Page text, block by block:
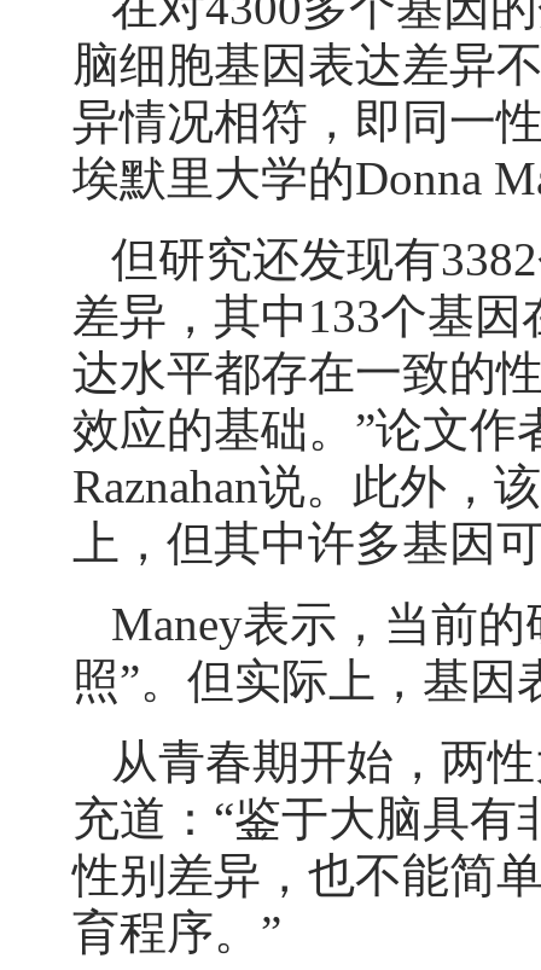
脑细胞基因表达差异
异情况相符，即同一
埃默里大学的Donna
但研究还发现有
差异，其中133个基
达水平都存在一致的
效应的基础。”论文作
Raznahan说。此外，
上，但其中许多基因
Maney表示，当前
照”。但实际上，基
从青春期开始，两
充道：“鉴于大脑具
性别差异，也不能简
育程序。”